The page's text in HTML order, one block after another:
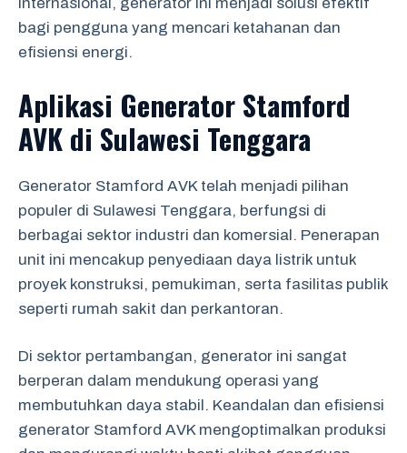
bagi pengguna yang mencari ketahanan dan
efisiensi energi.
Aplikasi Generator Stamford
AVK di Sulawesi Tenggara
Generator Stamford AVK telah menjadi pilihan
populer di Sulawesi Tenggara, berfungsi di
berbagai sektor industri dan komersial. Penerapan
unit ini mencakup penyediaan daya listrik untuk
proyek konstruksi, pemukiman, serta fasilitas publik
seperti rumah sakit dan perkantoran.
Di sektor pertambangan, generator ini sangat
berperan dalam mendukung operasi yang
membutuhkan daya stabil. Keandalan dan efisiensi
generator Stamford AVK mengoptimalkan produksi